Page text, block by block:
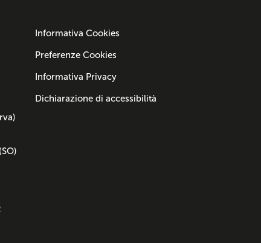
Informativa Cookies
Preferenze Cookies
Informativa Privacy
Dichiarazione di accessibilità